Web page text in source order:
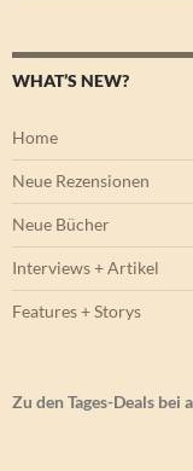
WHAT’S NEW?
Home
Neue Rezensionen
Neue Bücher
Interviews + Artikel
Features + Storys
Zu den Tages-Deals bei